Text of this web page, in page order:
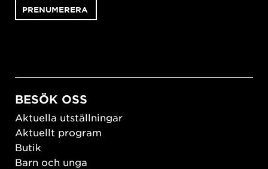
BESÖK OSS
Aktuella utställningar
Aktuellt program
Butik
Barn och unga